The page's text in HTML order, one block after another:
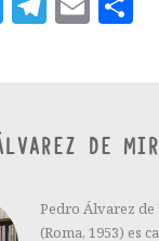
DE
Pedro Álvarez
(Roma, 1953) es